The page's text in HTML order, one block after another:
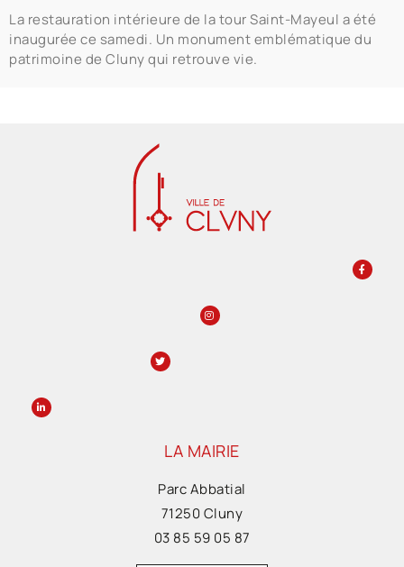
La restauration intérieure de la tour Saint-Mayeul a été
inaugurée ce samedi. Un monument emblématique du
patrimoine de Cluny qui retrouve vie.
LA MAIRIE
Parc Abbatial
71250 Cluny
03 85 59 05 87